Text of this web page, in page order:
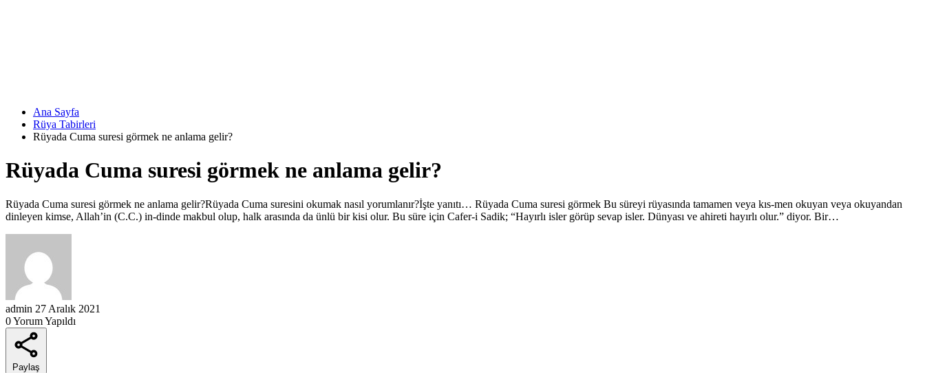
Ana Sayfa
Rüya Tabirleri
Rüyada Cuma suresi görmek ne anlama gelir?
Rüyada Cuma suresi görmek ne anlama gelir?
Rüyada Cuma suresi görmek ne anlama gelir?Rüyada Cuma suresini okumak nasıl yorumlanır?İşte yanıtı… Rüyada Cuma suresi görmek Bu süreyi rüyasında tamamen veya kıs-men okuyan veya okuyandan
dinleyen kimse, Allah’in (C.C.) in-dinde makbul olup, halk arasında da ünlü bir kisi olur. Bu süre için Cafer-i Sadik; “Hayırlı isler görüp sevap isler. Dünyası ve ahireti hayırlı olur.” diyor. Bir…
admin 27 Aralık 2021
0 Yorum Yapıldı
Paylaş